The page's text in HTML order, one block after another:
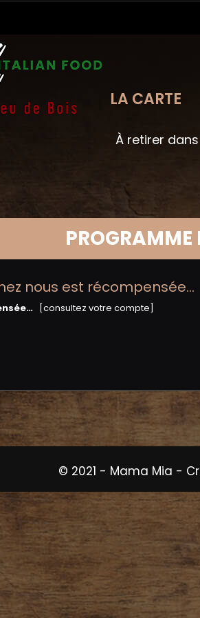
À retirer
LA CARTE
PROGRAMME
nous est récompensée…
[consultez votre compte]
© 2021 - Mama Mia -